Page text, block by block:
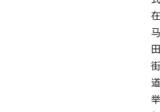
在
马
田
街
道
举